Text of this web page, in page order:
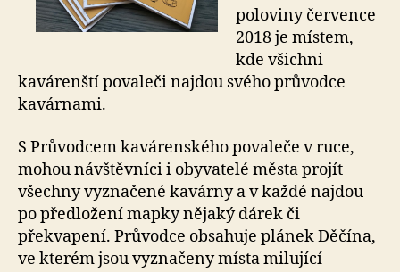
poloviny července
2018 je místem,
kde všichni
kavárenští povaleči najdou svého průvodce
kavárnami.
S Průvodcem kavárenského povaleče v ruce,
mohou návštěvníci i obyvatelé města projít
všechny vyznačené kavárny a v každé najdou
po předložení mapky nějaký dárek či
překvapení. Průvodce obsahuje plánek Děčína,
ve kterém jsou vyznačeny místa milující